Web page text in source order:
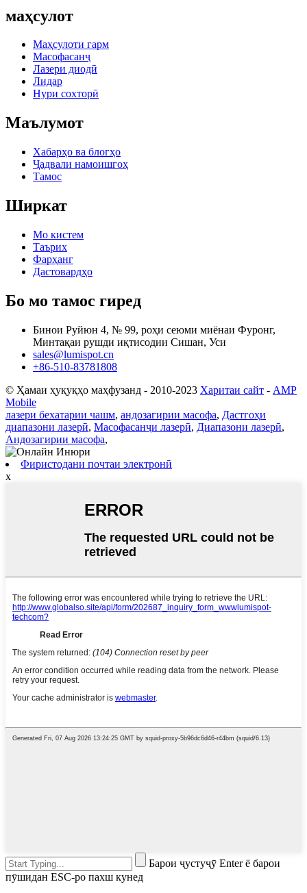
маҳсулот
Маҳсулоти гарм
Масофасанҷ
Лазери диодӣ
Лидар
Нури сохторӣ
Маълумот
Хабарҳо ва блогҳо
Ҷадвали намоишгоҳ
Тамос
Ширкат
Мо кистем
Таърих
Фарҳанг
Дастовардҳо
Бо мо тамос гиред
Бинои Руйюн 4, № 99, роҳи сеюми миёнаи Фуронг,
Минтақаи рушди иқтисодии Сишан, Уси
sales@lumispot.cn
+86-510-83781808
© Ҳамаи ҳуқуқҳо маҳфузанд - 2010-2023 Харитаи сайт - AMP
Mobile
лазери бехатарии чашм, андозагирии масофа, Дастгоҳи
диапазони лазерӣ, Масофасанҷи лазерӣ, Диапазони лазерӣ,
Андозагирии масофа,
Фиристодани почтаи электронӣ
x
Барои ҷустуҷӯ Enter ё барои
пӯшидан ESC-ро пахш кунед